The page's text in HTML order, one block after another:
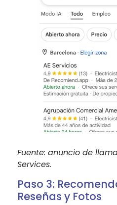
Fuente: anuncio de
Services.
Paso 3:
Reseñas y Fotos